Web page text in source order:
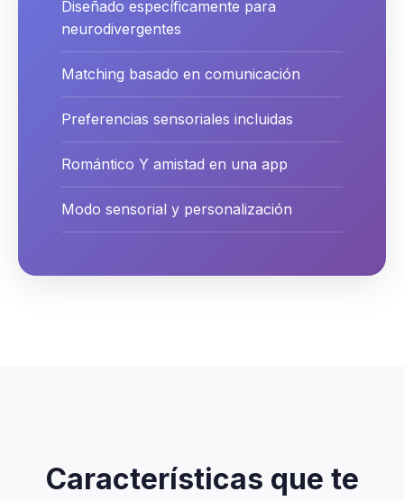
Diseñado específicamente para
neurodivergentes
Matching basado en comunicación
Preferencias sensoriales incluidas
Romántico Y amistad en una app
Modo sensorial y personalización
Características que te